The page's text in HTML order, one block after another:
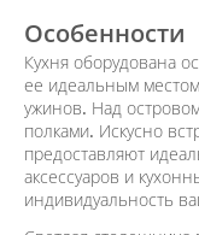
Особенности
Кухня оборудована
ее идеальным
ужинов. Над
полками. Искусно
предоставляют
аксессуаров и
индивидуальность